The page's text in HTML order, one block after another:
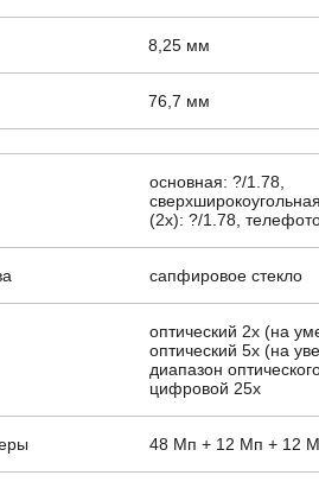
8,25 мм
76,7 мм
основная: ?/1.78,
(2x): ?/1.78,
сапфировое стекло
оптический 2x (на
оптический 5x (на
диапазон
цифровой 25x
48 Мп + 12 Мп + 12